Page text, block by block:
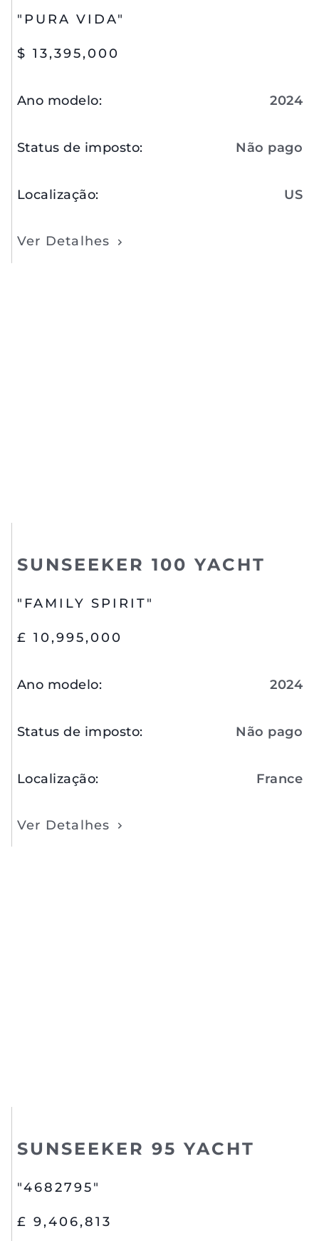
"PURA VIDA"
$ 13,395,000
Ano modelo: 2024
Status de imposto: Não pago
Localização: US
Ver Detalhes
SUNSEEKER 100 YACHT
"FAMILY SPIRIT"
£ 10,995,000
Ano modelo: 2024
Status de imposto: Não pago
Localização: France
Ver Detalhes
SUNSEEKER 95 YACHT
"4682795"
£ 9,406,813